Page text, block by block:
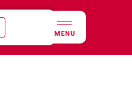
MENU